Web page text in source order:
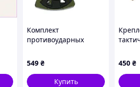
Комплект
противоударных
GEN.2 Хаки
549 ₴
Купить
450 ₴